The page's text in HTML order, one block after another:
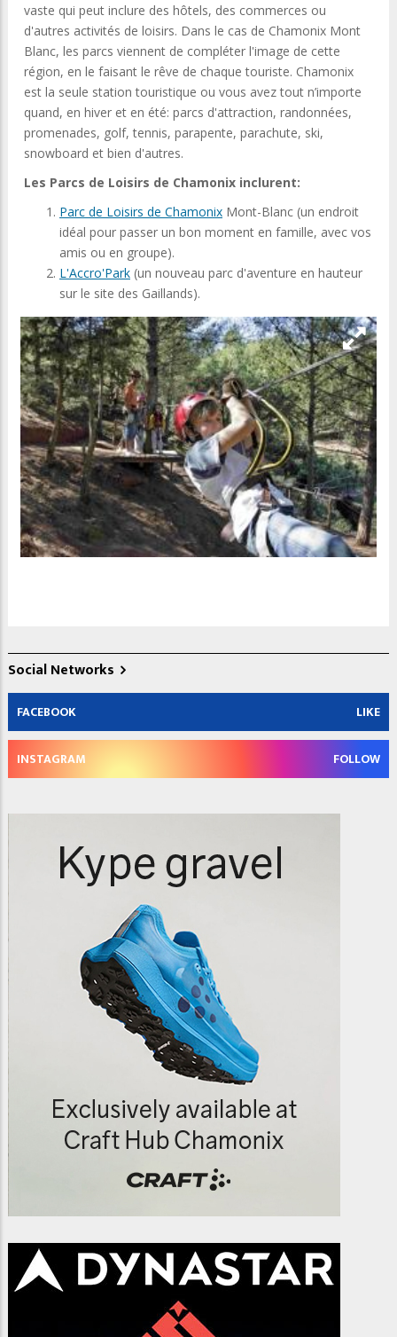
vaste qui peut inclure des hôtels, des commerces ou
d'autres activités de loisirs. Dans le cas de Chamonix Mont
Blanc, les parcs viennent de compléter l'image de cette
région, en le faisant le rêve de chaque touriste. Chamonix
est la seule station touristique ou vous avez tout n’importe
quand, en hiver et en été: parcs d'attraction, randonnées,
promenades, golf, tennis, parapente, parachute, ski,
snowboard et bien d'autres.
Les Parcs de Loisirs de Chamonix inclurent:
Parc de Loisirs de Chamonix Mont-Blanc (un endroit
idéal pour passer un bon moment en famille, avec vos
amis ou en groupe).
L'Accro'Park (un nouveau parc d'aventure en hauteur
sur le site des Gaillands).
Social Networks
FACEBOOK LIKE
INSTAGRAM FOLLOW